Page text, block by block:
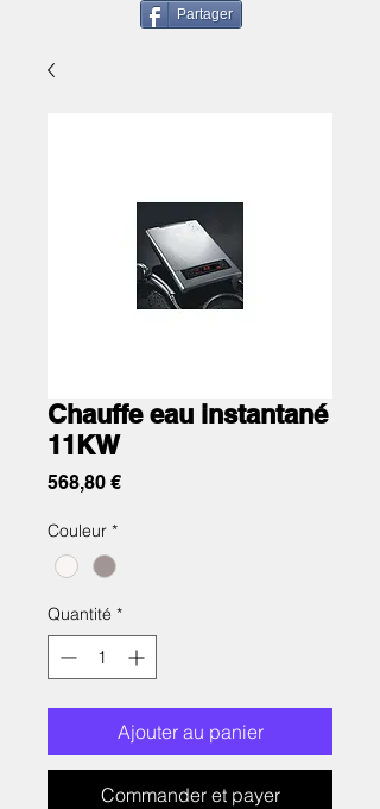
Partager
Chauffe eau instantané
11KW
568,80 €Prix
Couleur *
Quantité *
Ajouter au panier
Commander et payer